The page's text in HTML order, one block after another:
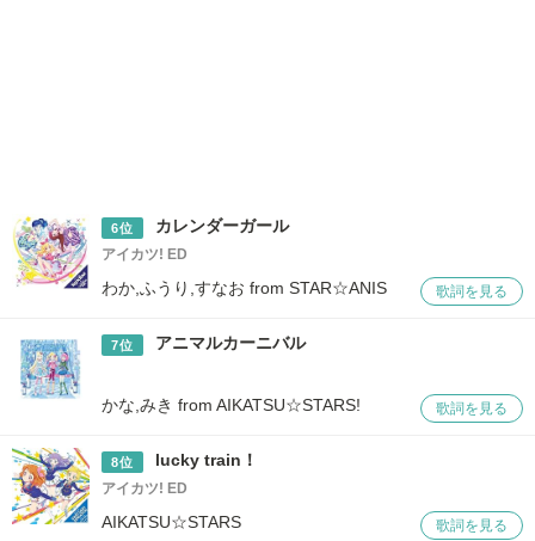
6位 カレンダーガール
アイカツ! ED
わか,ふうり,すなお from STAR☆ANIS 歌詞を見る
7位 アニマルカーニバル
かな,みき from AIKATSU☆STARS! 歌詞を見る
8位 lucky train！
アイカツ! ED
AIKATSU☆STARS 歌詞を見る